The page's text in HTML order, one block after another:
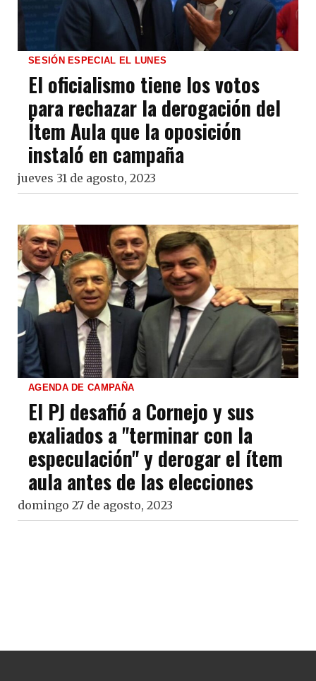
SESIÓN ESPECIAL EL LUNES
El oficialismo tiene los votos
para rechazar la derogación del
Ítem Aula que la oposición
instaló en campaña
jueves 31 de agosto, 2023
AGENDA DE CAMPAÑA
El PJ desafió a Cornejo y sus
exaliados a "terminar con la
especulación" y derogar el ítem
aula antes de las elecciones
domingo 27 de agosto, 2023